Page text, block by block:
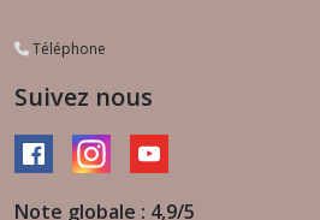
Téléphone
Suivez nous
Note globale : 4,9/5